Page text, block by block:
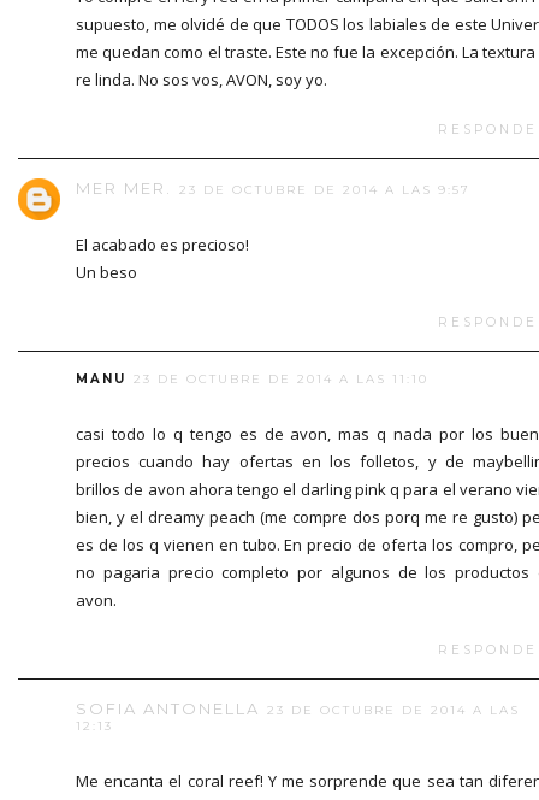
supuesto, me olvidé de que TODOS los labiales de este
me quedan como el traste. Este no fue la excepción. La textura
re linda. No sos vos, AVON, soy yo.
MER MER. 23 DE OCTUBRE DE 2014 A LAS 9:57
El acabado es precioso!
Un beso
MANU 23 DE OCTUBRE DE 2014 A LAS 11:10
casi todo lo q tengo es de avon, mas q nada por los
precios cuando hay ofertas en los folletos, y de
brillos de avon ahora tengo el darling pink q para el verano
bien, y el dreamy peach (me compre dos porq me re gusto)
es de los q vienen en tubo. En precio de oferta los compro,
no pagaria precio completo por algunos de los productos
avon.
SOFIA ANTONELLA
23 DE OCTUBRE DE 2014 A LAS
12:13
Me encanta el coral reef! Y me sorprende que sea tan